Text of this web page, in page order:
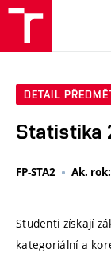
DETAIL
Statistika
FP-STA2 Ak.
Studenti získají
kategoriální a